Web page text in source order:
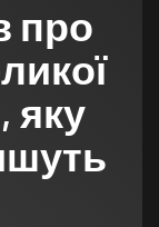
про
яку